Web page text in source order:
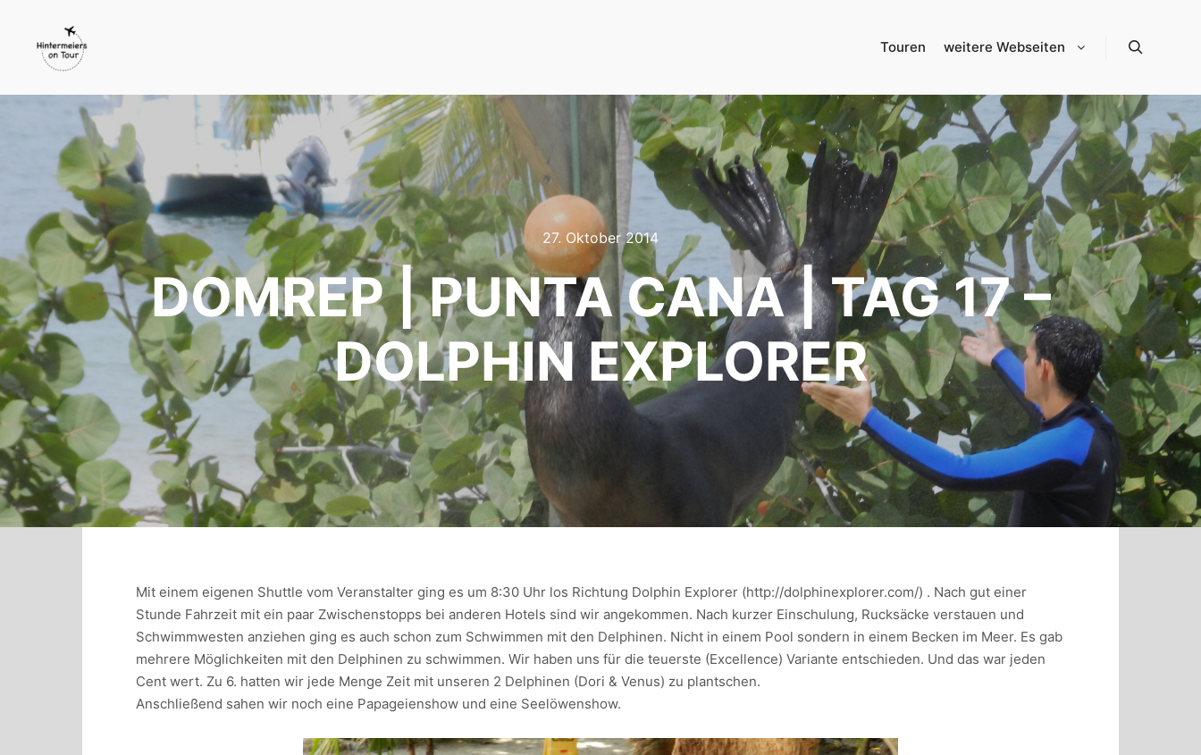
Touren weitere Webseiten
27. Oktober 2014
DOMREP | PUNTA CANA | TAG 17 –
DOLPHIN EXPLORER
Mit einem eigenen Shuttle vom Veranstalter ging es um 8:30 Uhr los Richtung Dolphin Explorer (http://dolphinexplorer.com/) . Nach gut einer
Stunde Fahrzeit mit ein paar Zwischenstopps bei anderen Hotels sind wir angekommen. Nach kurzer Einschulung, Rucksäcke verstauen und
Schwimmwesten anziehen ging es auch schon zum Schwimmen mit den Delphinen. Nicht in einem Pool sondern in einem Becken im Meer. Es gab
mehrere Möglichkeiten mit den Delphinen zu schwimmen. Wir haben uns für die teuerste (Excellence) Variante entschieden. Und das war jeden
Cent wert. Zu 6. hatten wir jede Menge Zeit mit unseren 2 Delphinen (Dori & Venus) zu plantschen.
Anschließend sahen wir noch eine Papageienshow und eine Seelöwenshow.